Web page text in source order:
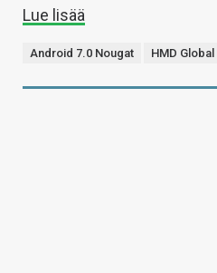
Lue lisää
Android 7.0 Nougat HMD Global